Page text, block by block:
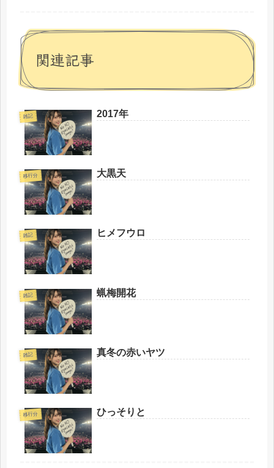
関連記事
雑記 2017年
移行分 大黒天
雑記 ヒメフウロ
雑記 蝋梅開花
雑記 真冬の赤いヤツ
移行分 ひっそりと